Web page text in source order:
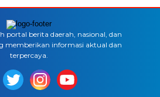
portal berita daerah, nasional, dan
memberikan informasi aktual dan
terpercaya.